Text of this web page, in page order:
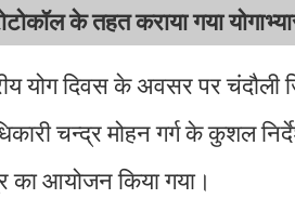
के तहत कराया गया
योग दिवस के अवसर पर
चन्द्र मोहन गर्ग के कुशल
का आयोजन किया गया।